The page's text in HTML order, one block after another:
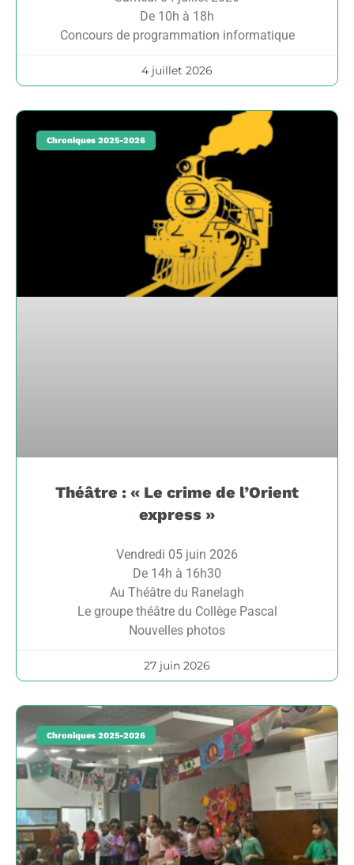
De 10h à 18h
Concours de programmation informatique
4 juillet 2026
Chroniques 2025-2026
Théâtre : « Le crime de l’Orient
express »
Vendredi 05 juin 2026
De 14h à 16h30
Au Théâtre du Ranelagh
Le groupe théâtre du Collège Pascal
Nouvelles photos
27 juin 2026
Chroniques 2025-2026